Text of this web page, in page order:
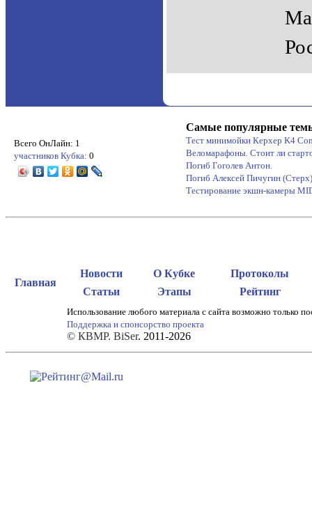
Всего ОнЛайн: 1
участников Кубка: 0
Самые популярные
Тест минимойки Керхер K4
Веломарафоны. Стоит ли
Погиб Гоголев Антон.
Погиб Алексей Пичугин (Стерх)
Тестирование экшн-камеры
Главная
Новости О Кубке
Протоколы
Статьи
Этапы Рейтинг
Использование любого материала с сайта возможно только
Поддержка и спонсорство проекта
© КВМР. BiSer. 2011-2026